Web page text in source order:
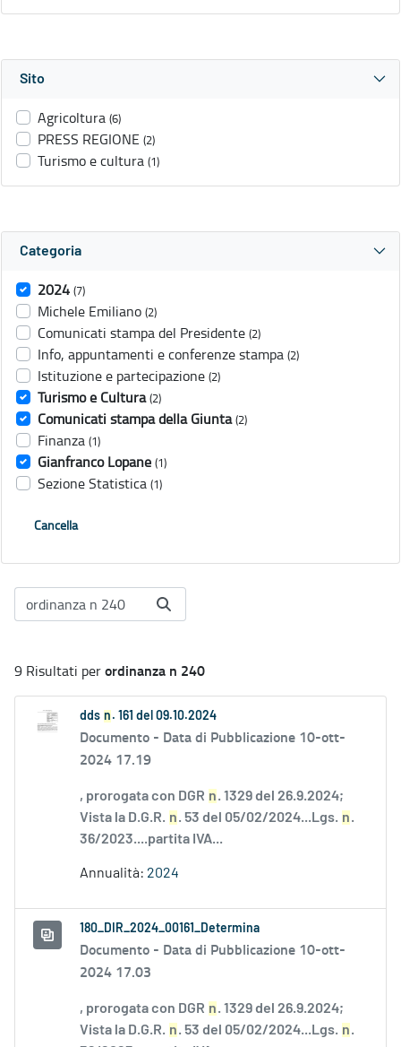
Sito
Agricoltura (6)
PRESS REGIONE (2)
Turismo e cultura (1)
Categoria
2024 (7)
Michele Emiliano (2)
Comunicati stampa del Presidente (2)
Info, appuntamenti e conferenze stampa (2)
Istituzione e partecipazione (2)
Turismo e Cultura (2)
Comunicati stampa della Giunta (2)
Finanza (1)
Gianfranco Lopane (1)
Sezione Statistica (1)
Cancella
9 Risultati perordinanza n 240
dds n . 161 del 09.10.2024
Documento - Data di Pubblicazione 10-ott-
2024 17.19
, prorogata con DGR n. 1329 del 26.9.2024;
Vista la D.G.R. n. 53 del 05/02/2024...Lgs. n.
36/2023....partita IVA...
Annualità: 2024
180_DIR_2024_00161_Determina
Documento - Data di Pubblicazione 10-ott-
2024 17.03
, prorogata con DGR n. 1329 del 26.9.2024;
Vista la D.G.R. n. 53 del 05/02/2024...Lgs. n.